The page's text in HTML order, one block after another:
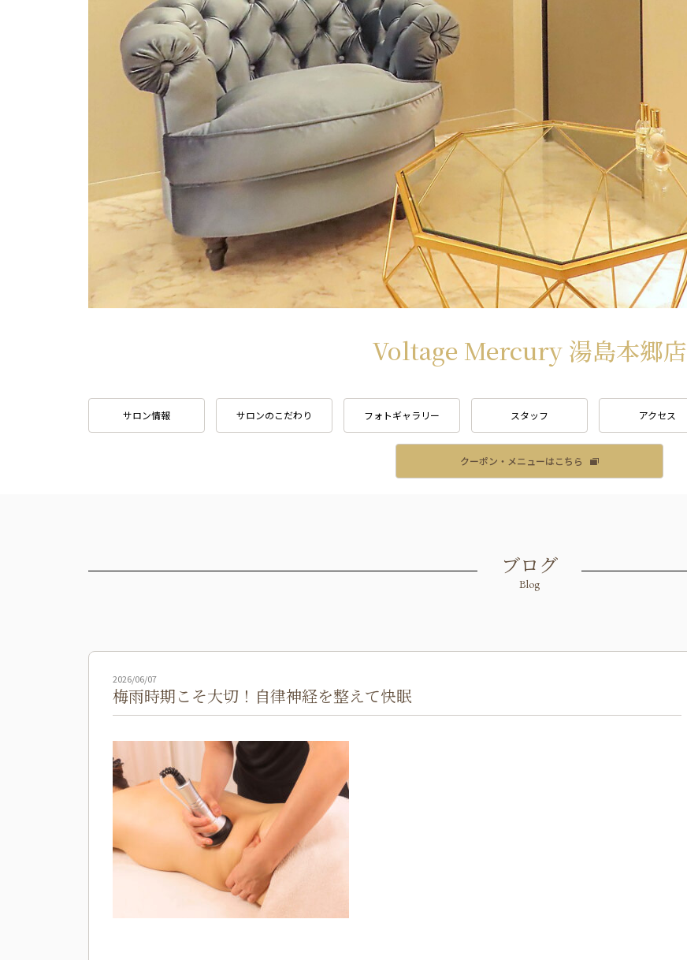
Voltage Mercury 湯島本郷店
サロン情報 サロンのこだわり フォトギャラリー スタッフ アクセス
クーポン・メニューはこちら
ブログ
Blog
2026/06/07
梅雨時期こそ大切！自律神経を整えて快眠